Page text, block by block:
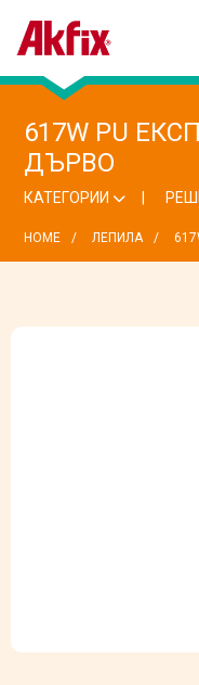
617W PU
ДЪРВО
КАТЕГОРИИ
HOME ЛЕПИЛА